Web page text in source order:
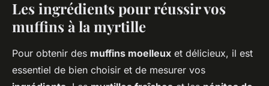
Les ingrédients pour réussir vos
muffins à la myrtille
Pour obtenir des muffins moelleux et délicieux, il est
essentiel de bien choisir et de mesurer vos